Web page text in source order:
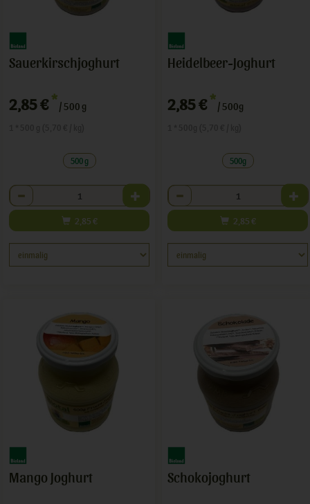
Sauerkirschjoghurt
2,85 € */ 500 g
500 g
Anzahl
2,85 €
Heidelbeer-Joghurt
2,85 € */ 500g
500g
Anzahl
2,85 €
Mango Joghurt Schokojoghurt